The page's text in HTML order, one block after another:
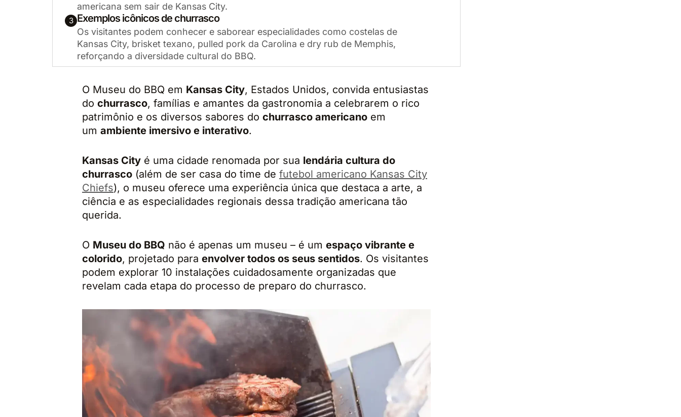
americana sem sair de Kansas City.
3 Exemplos icônicos de churrasco
Os visitantes podem conhecer e saborear especialidades como costelas de
Kansas City, brisket texano, pulled pork da Carolina e dry rub de Memphis,
reforçando a diversidade cultural do BBQ.
O Museu do BBQ em Kansas City, Estados Unidos, convida entusiastas
do churrasco, famílias e amantes da gastronomia a celebrarem o rico
patrimônio e os diversos sabores do churrasco americano em
um ambiente imersivo e interativo.
Kansas City é uma cidade renomada por sua lendária cultura do
churrasco (além de ser casa do time de futebol americano Kansas City
Chiefs), o museu oferece uma experiência única que destaca a arte, a
ciência e as especialidades regionais dessa tradição americana tão
querida.
O Museu do BBQ não é apenas um museu – é um espaço vibrante e
colorido, projetado para envolver todos os seus sentidos. Os visitantes
podem explorar 10 instalações cuidadosamente organizadas que
revelam cada etapa do processo de preparo do churrasco.